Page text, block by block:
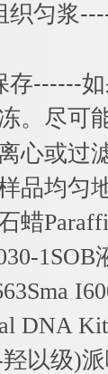
织匀浆
存------
。尽可
心或过
品均匀
蜡
1SOB
DNA
羟以级)